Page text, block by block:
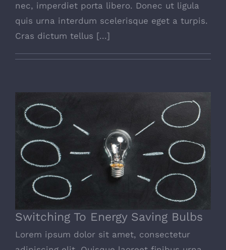
nec, imperdiet porta libero. Donec ut ligula
quis urna interdum scelerisque eget a turpis.
Cras dictum tellus [...]
Switching To Energy Saving Bulbs
Switching To Energy Saving Bulbs
Lorem ipsum dolor sit amet, consectetur